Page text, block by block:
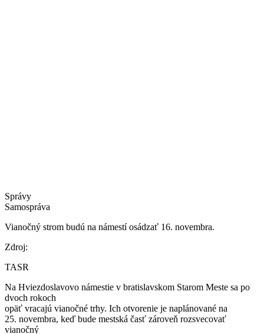
Správy
Samospráva
Vianočný strom budú na námestí osádzať 16. novembra.
Zdroj:
TASR
Na Hviezdoslavovo námestie v bratislavskom Starom Meste sa po
dvoch rokoch
opäť vracajú vianočné trhy. Ich otvorenie je naplánované na
25. novembra, keď bude mestská časť zároveň rozsvecovať
vianočný